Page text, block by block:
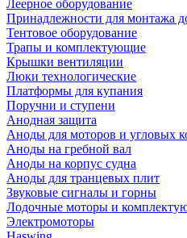
Леерное оборудование
Принадлежности для монтажа
Тентовое оборудование
Трапы и комплектующие
Крышки вентиляции
Люки технологические
Платформы для купания
Поручни и ступени
Анодная защита
Аноды для моторов и угловых
Аноды на гребной вал
Аноды на корпус судна
Аноды для транцевых плит
Звуковые сигналы и горны
Лодочные моторы и
Электромоторы